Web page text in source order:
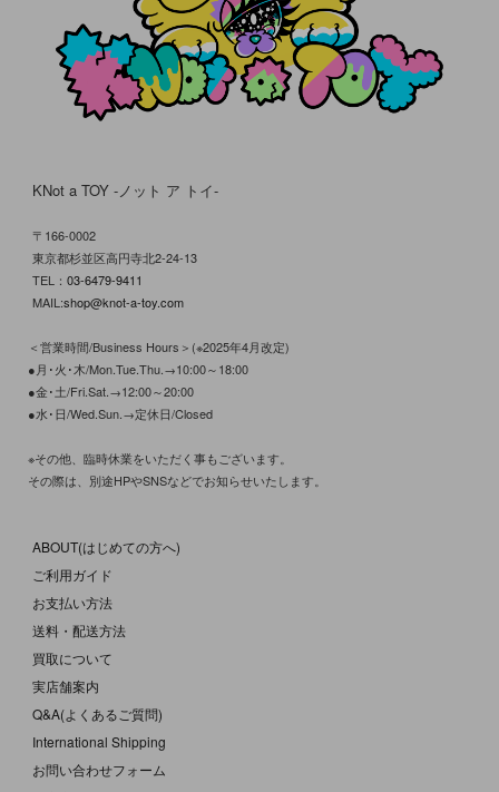
KNot a TOY -ノット ア トイ-
〒166-0002
東京都杉並区高円寺北2-24-13
TEL： 03-6479-9411
MAIL:shop@knot-a-toy.com
＜営業時間/Business Hours＞(※2025年4月改定)
●月･火･木/Mon.Tue.Thu.→10:00～18:00
●金･土/Fri.Sat.→12:00～20:00
●水･日/Wed.Sun.→定休日/Closed
※その他、臨時休業をいただく事もございます。
その際は、別途HPやSNSなどでお知らせいたします。
ABOUT(はじめての方へ)
ご利用ガイド
お支払い方法
送料・配送方法
買取について
実店舗案内
Q&A(よくあるご質問)
International Shipping
お問い合わせフォーム